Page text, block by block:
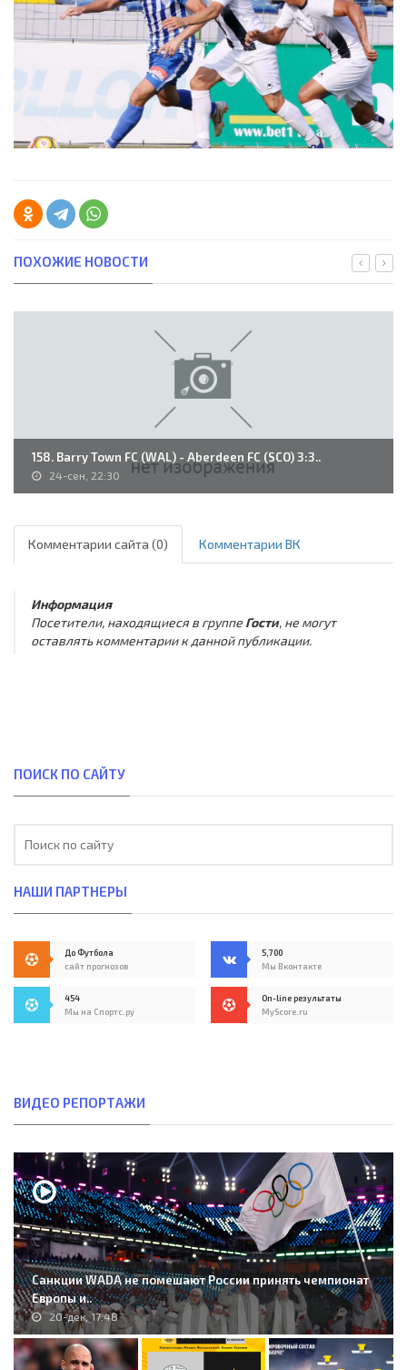
ПОХОЖИЕ НОВОСТИ
158. Barry Town FC (WAL) - Aberdeen FC (SCO) 3:3..
24-сен, 22:30
Комментарии сайта (0) Комментарии ВК
Информация
Посетители, находящиеся в группе Гости, не могут
оставлять комментарии к данной публикации.
ПОИСК ПО САЙТУ
НАШИ ПАРТНЕРЫ
До Футбола
сайт прогнозов
5,700
Мы Вконтакте
454
Мы на Спортс.ру
On-line результаты
MyScore.ru
ВИДЕО РЕПОРТАЖИ
Санкции WADA не помешают России принять чемпионат
Европы и..
20-дек, 17:48